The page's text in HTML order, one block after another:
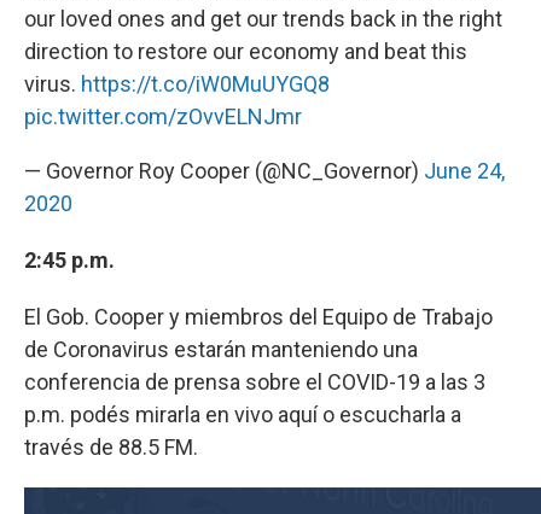
our loved ones and get our trends back in the right
direction to restore our economy and beat this
virus. https://t.co/iW0MuUYGQ8
pic.twitter.com/zOvvELNJmr
— Governor Roy Cooper (@NC_Governor) June 24,
2020
2:45 p.m.
El Gob. Cooper y miembros del Equipo de Trabajo
de Coronavirus estarán manteniendo una
conferencia de prensa sobre el COVID-19 a las 3
p.m. podés mirarla en vivo aquí o escucharla a
través de 88.5 FM.